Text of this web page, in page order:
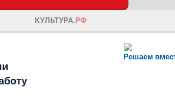
Решаем